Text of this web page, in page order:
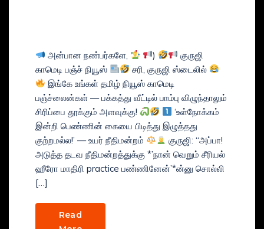
அன்பான நண்பர்களே, )
குருஜி
காமெடி பஞ்ச் நியூஸ்
சரி, குருஜி ஸ்டைலில்
இங்கே உங்கள் தமிழ் நியூஸ் காமெடி
பஞ்ச்லைன்கள் — பக்கத்து வீட்டில் பாம்பு விழுந்தாலும்
சிரிப்பை தூக்கும் அளவுக்கு!
‘உள்நோக்கம்
இன்றி பெண்ணின் கையை பிடித்து இழுத்தது
குற்றமல்ல!’ — உயர் நீதிமன்றம்
குருஜி: “அப்பா!
அடுத்த தடவ நீதிமன்றத்துக்கு *’நான் வெறும் சீரியல்
ஹீரோ மாதிரி practice பண்ணினேன்’*ன்னு சொல்லி
[…]
Read